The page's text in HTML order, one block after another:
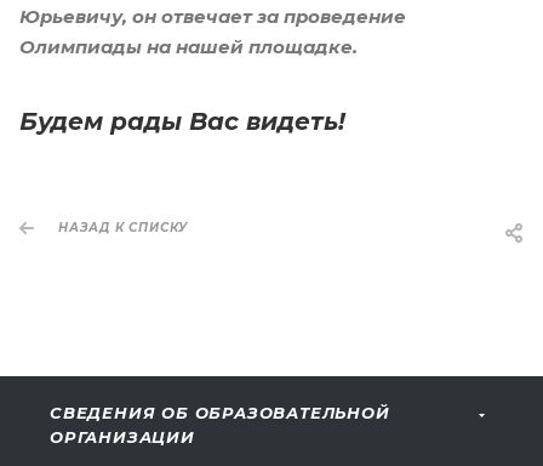
Юрьевичу, он отвечает за проведение
Олимпиады на нашей площадке.
Будем рады Вас видеть!
НАЗАД К СПИСКУ
СВЕДЕНИЯ ОБ ОБРАЗОВАТЕЛЬНОЙ
ОРГАНИЗАЦИИ